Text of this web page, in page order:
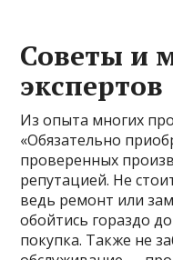
Советы и
экспертов
Из опыта многих
«Обязательно
проверенных
репутацией. Не
ведь ремонт или
обойтись гораздо
покупка. Также не